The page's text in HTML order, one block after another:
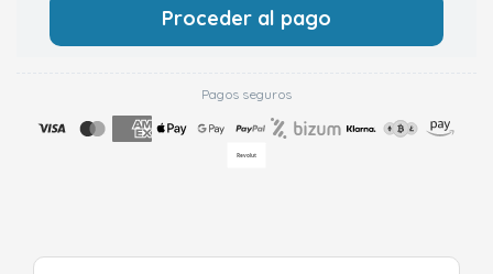
Proceder al pago
Pagos seguros